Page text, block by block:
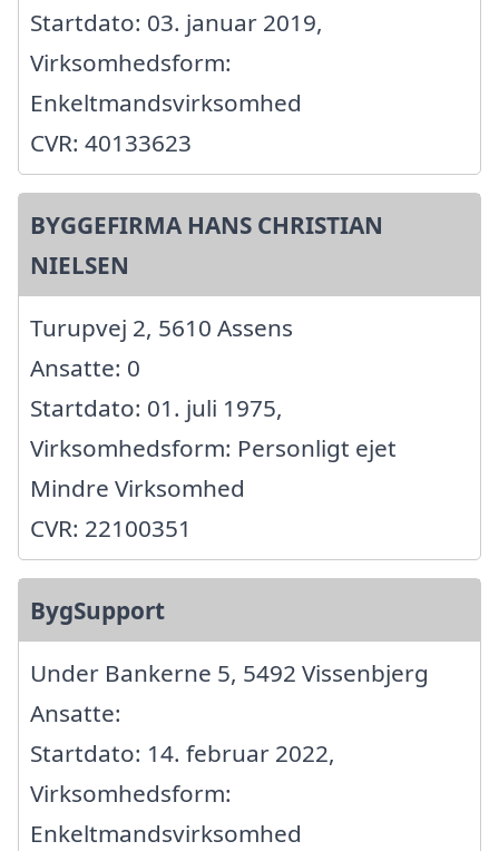
Startdato: 03. januar 2019,
Virksomhedsform:
Enkeltmandsvirksomhed
CVR: 40133623
BYGGEFIRMA HANS CHRISTIAN
NIELSEN
Turupvej 2, 5610 Assens
Ansatte: 0
Startdato: 01. juli 1975,
Virksomhedsform: Personligt ejet
Mindre Virksomhed
CVR: 22100351
BygSupport
Under Bankerne 5, 5492 Vissenbjerg
Ansatte:
Startdato: 14. februar 2022,
Virksomhedsform:
Enkeltmandsvirksomhed